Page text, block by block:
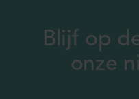
Blijf op
onze